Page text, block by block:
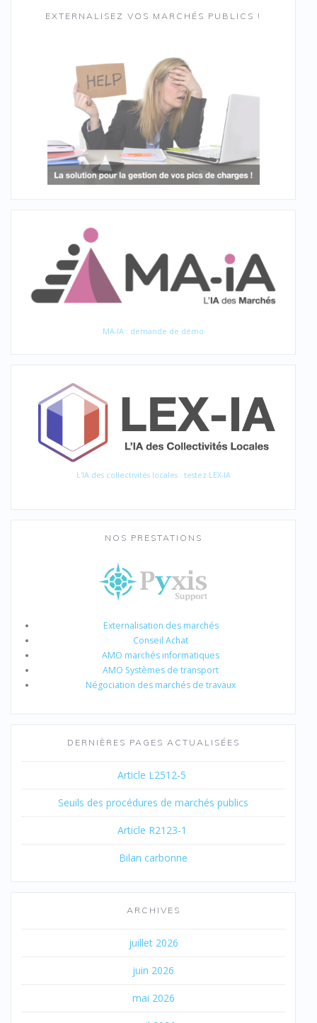
EXTERNALISEZ VOS MARCHÉS PUBLICS !
MA-IA : demande de démo
L'IA des collectivités locales : testez LEX-IA
NOS PRESTATIONS
Externalisation des marchés
Conseil Achat
AMO marchés informatiques
AMO Systèmes de transport
Négociation des marchés de travaux
DERNIÈRES PAGES ACTUALISÉES
Article L2512-5
Seuils des procédures de marchés publics
Article R2123-1
Bilan carbonne
ARCHIVES
juillet 2026
juin 2026
mai 2026